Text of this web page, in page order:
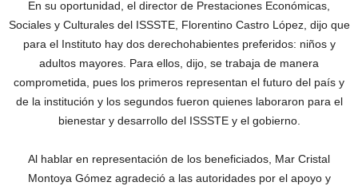
En su oportunidad, el director de Prestaciones Económicas,
Sociales y Culturales del ISSSTE, Florentino Castro López, dijo que
para el Instituto hay dos derechohabientes preferidos: niños y
adultos mayores. Para ellos, dijo, se trabaja de manera
comprometida, pues los primeros representan el futuro del país y
de la institución y los segundos fueron quienes laboraron para el
bienestar y desarrollo del ISSSTE y el gobierno.
Al hablar en representación de los beneficiados, Mar Cristal
Montoya Gómez agradeció a las autoridades por el apoyo y